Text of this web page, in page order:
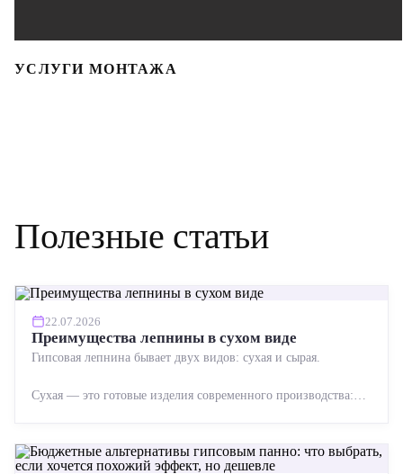
УСЛУГИ МОНТАЖА
Полезные статьи
22.07.2026
Преимущества лепнины в сухом виде
Гипсовая лепнина бывает двух видов: сухая и сырая.
Сухая — это готовые изделия современного производства: